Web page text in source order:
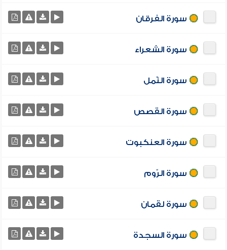
سورة الفرقان
سورة الشعراء
سورة النّمل
سورة القصص
سورة العنكبوت
سورة الرّوم
سورة لقمان
سورة السجدة